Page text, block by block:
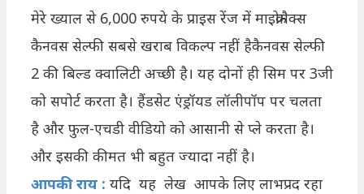
मेरे ख्याल से 6,000 रुपये के प्राइस रेंज में माइक्रोमैक्स
कैनवस सेल्फी सबसे खराब विकल्प नहीं हैकैनवस सेल्फी
2 की बिल्ड क्वालिटी अच्छी है। यह दोनों ही सिम पर 3जी
को सपोर्ट करता है। हैंडसेट एंड्रॉयड लॉलीपॉप पर चलता
है और फुल-एचडी वीडियो को आसानी से प्ले करता है।
और इसकी कीमत भी बहुत ज्यादा नहीं है।
आपकी राय : यदि यह लेख आपके लिए लाभप्रद रहा